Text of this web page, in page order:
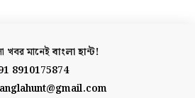
খবর মানেইবাংলা হান্ট!
8910175874